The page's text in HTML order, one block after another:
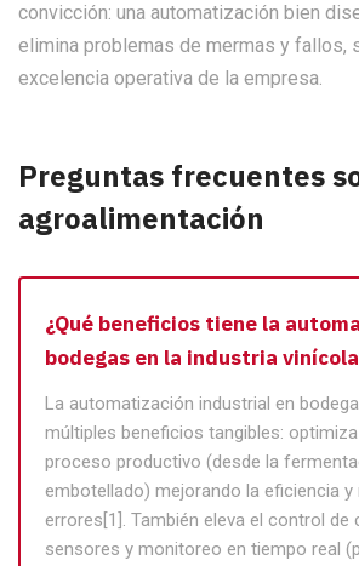
convicción: una automatización bien
elimina problemas de mermas y fallos,
excelencia operativa de la empresa.
Preguntas frecuentes
agroalimentación
¿Qué beneficios tiene la
bodegas en la industria
La automatización industrial en
múltiples beneficios tangibles:
proceso productivo (desde la
embotellado) mejorando la eficiencia y
errores[1]. También eleva el control de
sensores y monitoreo en tiempo real